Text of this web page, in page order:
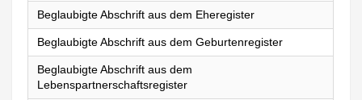
Beglaubigte Abschrift aus dem Eheregister
Beglaubigte Abschrift aus dem Geburtenregister
Beglaubigte Abschrift aus dem
Lebenspartnerschaftsregister